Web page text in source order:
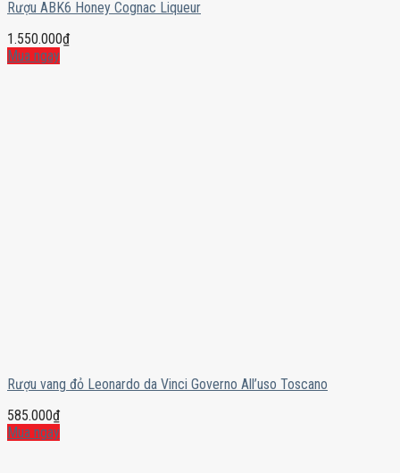
Rượu ABK6 Honey Cognac Liqueur
1.550.000₫
Mua ngay
Rượu vang đỏ Leonardo da Vinci Governo All’uso Toscano
585.000₫
Mua ngay